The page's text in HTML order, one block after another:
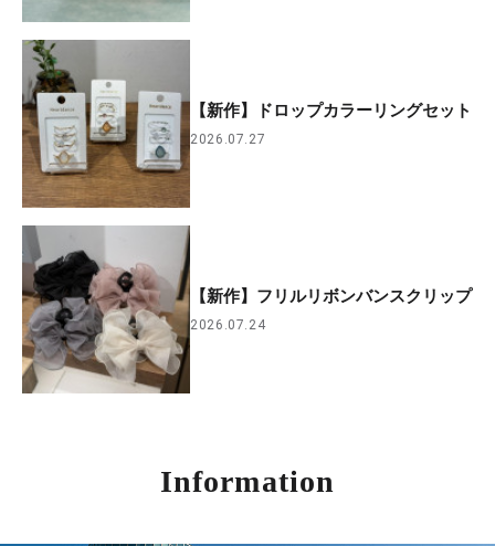
【新作】ドロップカラーリングセット
2026.07.27
【新作】フリルリボンバンスクリップ
2026.07.24
Information